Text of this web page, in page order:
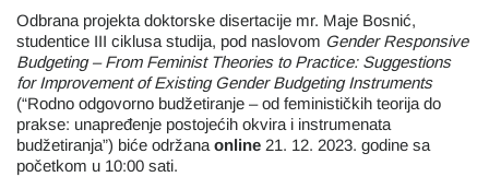
Odbrana projekta doktorske disertacije mr. Maje Bosnić,
studentice III ciklusa studija, pod naslovom Gender Responsive
Budgeting – From Feminist Theories to Practice: Suggestions
for Improvement of Existing Gender Budgeting Instruments
(“Rodno odgovorno budžetiranje – od feminističkih teorija do
prakse: unapređenje postojećih okvira i instrumenata
budžetiranja”) biće održana online 21. 12. 2023. godine sa
početkom u 10:00 sati.